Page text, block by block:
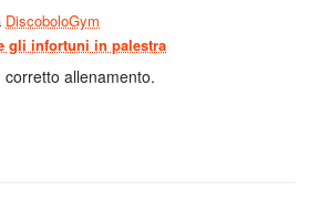
DiscoboloGym
gli infortuni in palestra
allenamento.